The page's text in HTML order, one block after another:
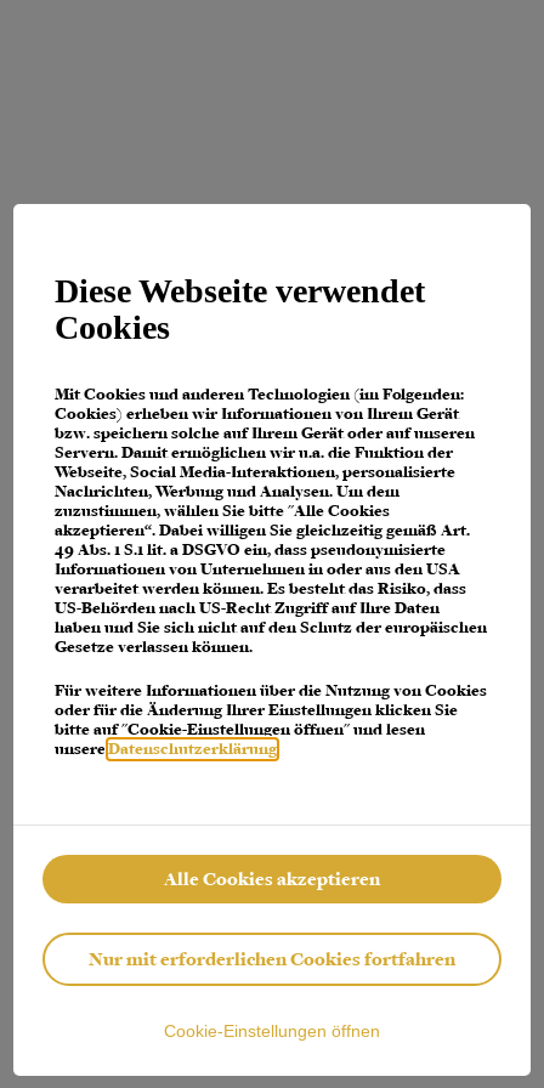
Diese Webseite verwendet
Cookies
Mit Cookies und anderen Technologien (im Folgenden:
Cookies) erheben wir Informationen von Ihrem Gerät
bzw. speichern solche auf Ihrem Gerät oder auf unseren
Servern. Damit ermöglichen wir u.a. die Funktion der
Webseite, Social Media-Interaktionen, personalisierte
Nachrichten, Werbung und Analysen. Um dem
zuzustimmen, wählen Sie bitte "Alle Cookies
akzeptieren“. Dabei willigen Sie gleichzeitig gemäß Art.
49 Abs. 1 S.1 lit. a DSGVO ein, dass pseudonymisierte
Informationen von Unternehmen in oder aus den USA
verarbeitet werden können. Es besteht das Risiko, dass
US-Behörden nach US-Recht Zugriff auf Ihre Daten
haben und Sie sich nicht auf den Schutz der europäischen
Gesetze verlassen können.
Für weitere Informationen über die Nutzung von Cookies
oder für die Änderung Ihrer Einstellungen klicken Sie
bitte auf "Cookie-Einstellungen öffnen" und lesen
unsereDatenschutzerklärung
Alle Cookies akzeptieren
Nur mit erforderlichen Cookies fortfahren
Cookie-Einstellungen öffnen
Application error: a client-side exception has occurred (see the browser
console for more information).